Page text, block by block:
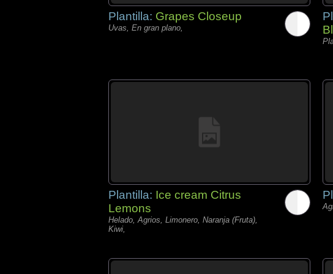
Plantilla: Grapes Closeup
Uvas, En gran plano,
Plantilla: Ice cream Citrus
Lemons
Helado, Agrios, Limonero, Naranja (Fruta),
Kiwi,